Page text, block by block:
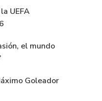
UEFA
el mundo
Goleador